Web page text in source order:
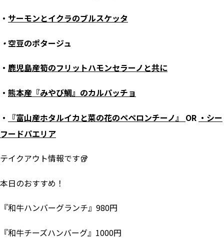
・ サーモンとイクラのブルスケッタ
・ 空豆のポタージュ
・ 鹿児島産筍のフリットハモンセラーノと共に
・ 熊本産『みやび鯛』のカルパッチョ
・ 『富山産ホタルイカと菜の花のペペロンチーノ』 OR ・シー
フードパエリア
テイクアウト情報です🥡
本日のおすすめ！
『和牛ハンバーグランチ』980円
『和牛チーズハンバーグ』1000円